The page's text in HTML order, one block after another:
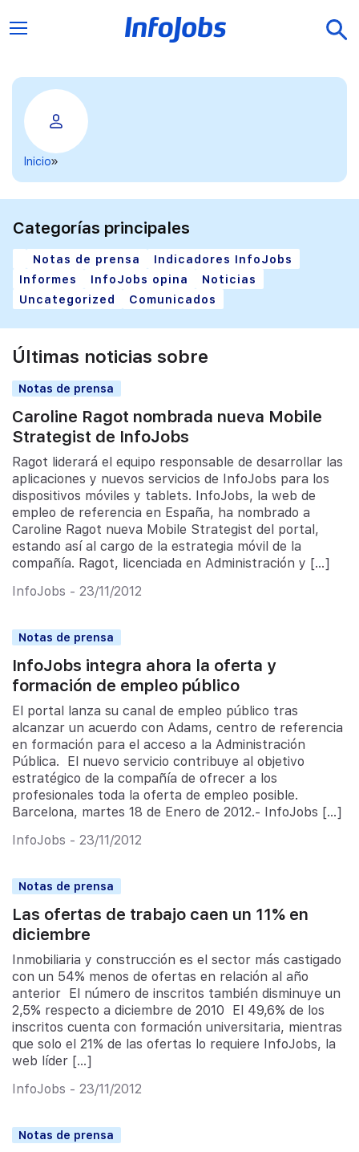
Inicio
Categorías principales
Notas de prensa
Indicadores InfoJobs
Informes
InfoJobs opina
Noticias
Uncategorized
Comunicados
Últimas noticias sobre
Notas de prensa
Caroline Ragot nombrada nueva Mobile
Strategist de InfoJobs
Ragot liderará el equipo responsable de desarrollar las
aplicaciones y nuevos servicios de InfoJobs para los
dispositivos móviles y tablets. InfoJobs, la web de
empleo de referencia en España, ha nombrado a
Caroline Ragot nueva Mobile Strategist del portal,
estando así al cargo de la estrategia móvil de la
compañía. Ragot, licenciada en Administración y […]
InfoJobs - 23/11/2012
Notas de prensa
InfoJobs integra ahora la oferta y
formación de empleo público
El portal lanza su canal de empleo público tras
alcanzar un acuerdo con Adams, centro de referencia
en formación para el acceso a la Administración
Pública. El nuevo servicio contribuye al objetivo
estratégico de la compañía de ofrecer a los
profesionales toda la oferta de empleo posible.
Barcelona, martes 18 de Enero de 2012.- InfoJobs […]
InfoJobs - 23/11/2012
Notas de prensa
Las ofertas de trabajo caen un 11% en
diciembre
Inmobiliaria y construcción es el sector más castigado
con un 54% menos de ofertas en relación al año
anterior El número de inscritos también disminuye un
2,5% respecto a diciembre de 2010 El 49,6% de los
inscritos cuenta con formación universitaria, mientras
que solo el 21% de las ofertas lo requiere InfoJobs, la
web líder […]
InfoJobs - 23/11/2012
Notas de prensa